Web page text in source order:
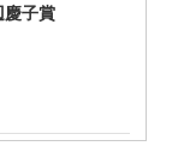
慶子賞